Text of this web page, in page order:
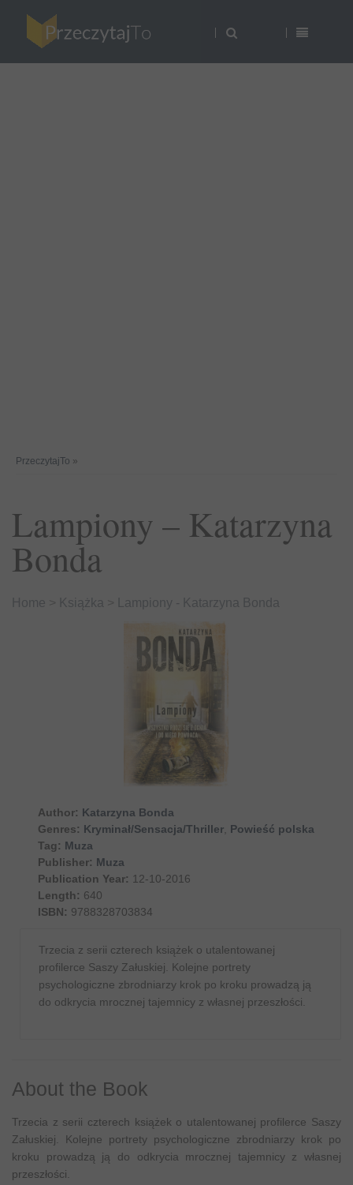
PrzeczytajTo »
Lampiony – Katarzyna
Bonda
Home Książka Lampiony - Katarzyna Bonda
Author: Katarzyna Bonda
Genres: Kryminał/Sensacja/Thriller Powieść polska
Tag: Muza
Publisher: Muza
Publication Year: 12-10-2016
Length: 640
ISBN: 9788328703834
Trzecia z serii czterech książek o utalentowanej
profilerce Saszy Załuskiej. Kolejne portrety
psychologiczne zbrodniarzy krok po kroku prowadzą ją
do odkrycia mrocznej tajemnicy z własnej przeszłości.
About the Book
Trzecia z serii czterech książek o utalentowanej profilerce Saszy
Załuskiej. Kolejne portrety psychologiczne zbrodniarzy krok po
kroku prowadzą ją do odkrycia mrocznej tajemnicy z własnej
przeszłości.